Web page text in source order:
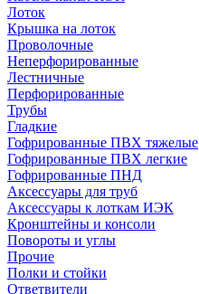
Лоток
Крышка на лоток
Проволочные
Неперфорированные
Лестничные
Перфорированные
Трубы
Гладкие
Гофрированные ПВХ тяжелые
Гофрированные ПВХ легкие
Гофрированные ПНД
Аксессуары для труб
Аксессуары к лоткам ИЭК
Кронштейны и консоли
Повороты и углы
Прочие
Полки и стойки
Ответвители